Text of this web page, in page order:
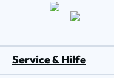
Service & Hilfe